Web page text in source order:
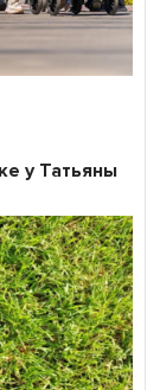
у Татьяны